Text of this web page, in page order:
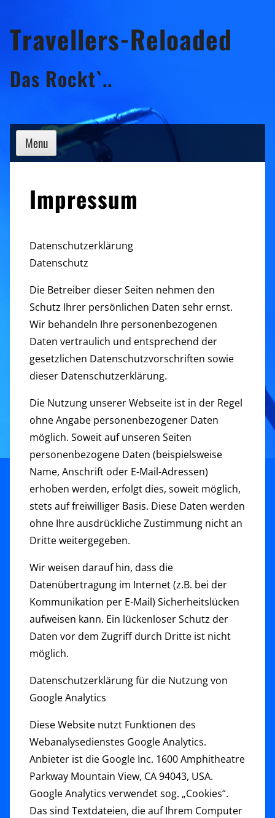
to
content
Travellers-Reloaded
Das Rockt`..
Menu
Impressum
Datenschutzerklärung
Datenschutz
Die Betreiber dieser Seiten nehmen den
Schutz Ihrer persönlichen Daten sehr ernst.
Wir behandeln Ihre personenbezogenen
Daten vertraulich und entsprechend der
gesetzlichen Datenschutzvorschriften sowie
dieser Datenschutzerklärung.
Die Nutzung unserer Webseite ist in der Regel
ohne Angabe personenbezogener Daten
möglich. Soweit auf unseren Seiten
personenbezogene Daten (beispielsweise
Name, Anschrift oder E-Mail-Adressen)
erhoben werden, erfolgt dies, soweit möglich,
stets auf freiwilliger Basis. Diese Daten werden
ohne Ihre ausdrückliche Zustimmung nicht an
Dritte weitergegeben.
Wir weisen darauf hin, dass die
Datenübertragung im Internet (z.B. bei der
Kommunikation per E-Mail) Sicherheitslücken
aufweisen kann. Ein lückenloser Schutz der
Daten vor dem Zugriff durch Dritte ist nicht
möglich.
Datenschutzerklärung für die Nutzung von
Google Analytics
Diese Website nutzt Funktionen des
Webanalysedienstes Google Analytics.
Anbieter ist die Google Inc. 1600 Amphitheatre
Parkway Mountain View, CA 94043, USA.
Google Analytics verwendet sog. „Cookies“.
Das sind Textdateien, die auf Ihrem Computer